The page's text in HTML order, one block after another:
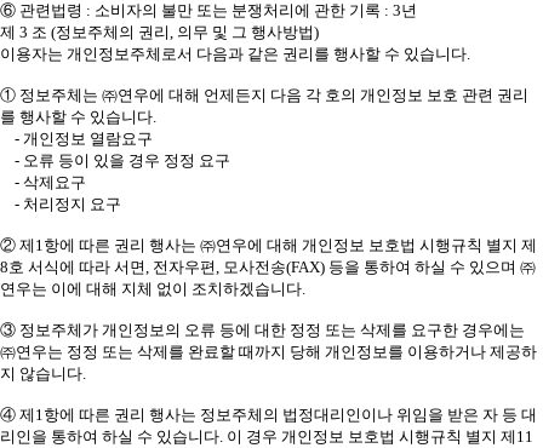
⑥ 관련법령 : 소비자의 불만 또는 분쟁처리에 관한 기록 : 3년
제 3 조 (정보주체의 권리, 의무 및 그 행사방법)
이용자는 개인정보주체로서 다음과 같은 권리를 행사할 수 있습니다.
① 정보주체는 ㈜연우에 대해 언제든지 다음 각 호의 개인정보 보호 관련 권리
를 행사할 수 있습니다.
- 개인정보 열람요구
- 오류 등이 있을 경우 정정 요구
- 삭제요구
- 처리정지 요구
② 제1항에 따른 권리 행사는 ㈜연우에 대해 개인정보 보호법 시행규칙 별지 제
8호 서식에 따라 서면, 전자우편, 모사전송(FAX) 등을 통하여 하실 수 있으며 ㈜
연우는 이에 대해 지체 없이 조치하겠습니다.
③ 정보주체가 개인정보의 오류 등에 대한 정정 또는 삭제를 요구한 경우에는
㈜연우는 정정 또는 삭제를 완료할 때까지 당해 개인정보를 이용하거나 제공하
지 않습니다.
④ 제1항에 따른 권리 행사는 정보주체의 법정대리인이나 위임을 받은 자 등 대
리인을 통하여 하실 수 있습니다. 이 경우 개인정보 보호법 시행규칙 별지 제11